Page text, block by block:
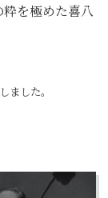
を極めた喜八
した。